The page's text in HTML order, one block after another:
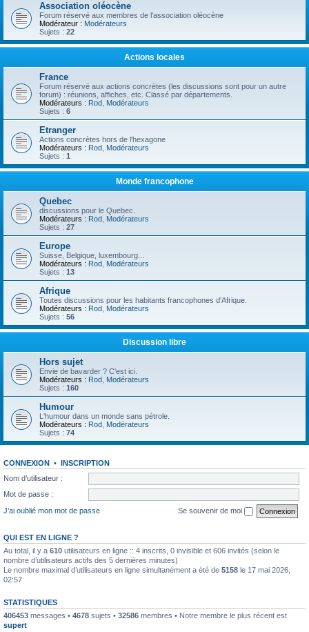
Association oléocène
Forum réservé aux membres de l'association oléocène
Modérateur : Modérateurs
Sujets : 22
Actions locales
France
Forum réservé aux actions concrètes (les discussions sont pour un autre
forum) : réunions, affiches, etc. Classé par départements.
Modérateurs : Rod Modérateurs
Sujets : 6
Etranger
Actions concrètes hors de l'hexagone
Modérateurs : Rod Modérateurs
Sujets : 1
Monde francophone
Quebec
discussions pour le Quebec.
Modérateurs : Rod Modérateurs
Sujets : 27
Europe
Suisse, Belgique, luxembourg...
Modérateurs : Rod Modérateurs
Sujets : 13
Afrique
Toutes discussions pour les habitants francophones d'Afrique.
Modérateurs : Rod Modérateurs
Sujets : 56
Discussion libre
Hors sujet
Envie de bavarder ? C'est ici.
Modérateurs : Rod Modérateurs
Sujets : 160
Humour
L'humour dans un monde sans pétrole.
Modérateurs : Rod Modérateurs
Sujets : 74
CONNEXION • INSCRIPTION
Nom d’utilisateur :
Mot de passe :
J’ai oublié mon mot de passe
Se souvenir de moi
QUI EST EN LIGNE ?
Au total, il y a 610 utilisateurs en ligne :: 4 inscrits, 0 invisible et 606 invités (selon le
nombre d’utilisateurs actifs des 5 dernières minutes)
Le nombre maximal d’utilisateurs en ligne simultanément a été de 5158 le 17 mai 2026,
02:57
STATISTIQUES
406453 messages • 4678 sujets • 32586 membres • Notre membre le plus récent est
supert